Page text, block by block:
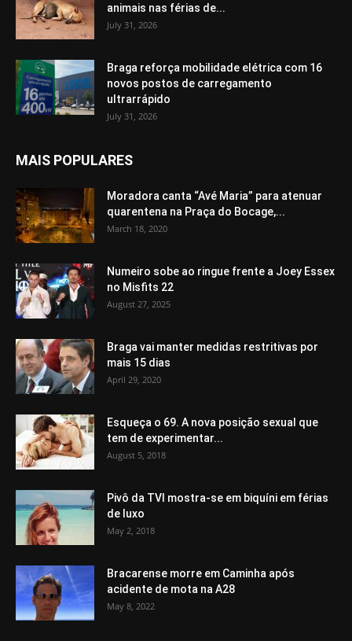
animais nas férias de...
July 31, 2026
Braga reforça mobilidade elétrica com 16
novos postos de carregamento
ultrarrápido
July 31, 2026
MAIS POPULARES
Moradora canta “Avé Maria” para atenuar
quarentena na Praça do Bocage,...
March 18, 2020
Numeiro sobe ao ringue frente a Joey Essex
no Misfits 22
August 27, 2025
Braga vai manter medidas restritivas por
mais 15 dias
April 29, 2020
Esqueça o 69. A nova posição sexual que
tem de experimentar...
August 5, 2018
Pivô da TVI mostra-se em biquíni em férias
de luxo
May 2, 2018
Bracarense morre em Caminha após
acidente de mota na A28
May 8, 2022